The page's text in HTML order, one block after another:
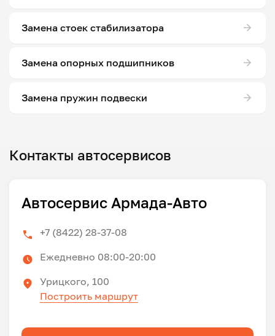
Замена стоек стабилизатора
Замена опорных подшипников
Замена пружин подвески
Контакты автосервисов
Автосервис Армада-Авто
+7 (8422) 28-37-08
Ежедневно 08:00-20:00
Урицкого, 100
Построить маршрут